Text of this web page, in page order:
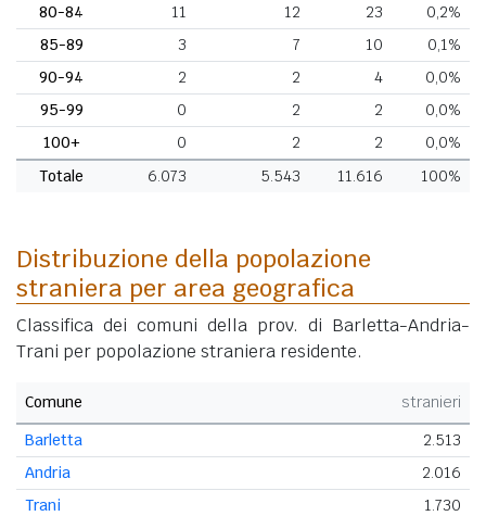
80-84
11 12 23
0,2%
85-89
3 7 10
0,1%
90-94
2 2 4
0,0%
95-99
0 2 2
0,0%
100+
0 2 2
0,0%
Totale
6.073 5.543 11.616 100%
Distribuzione della popolazione
straniera per area geografica
Classifica dei comuni della prov. di Barletta-Andria-
Trani per popolazione straniera residente.
Comune
stranieri
Barletta
2.513
Andria
2.016
Trani
1.730